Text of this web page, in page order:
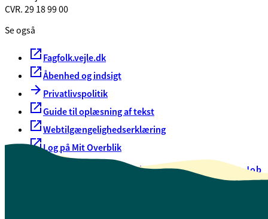
CVR. 29 18 99 00
Se også
Fagfolk.vejle.dk
Åbenhed og indsigt
Privatlivspolitik
Guide til oplæsning af tekst
Webtilgængelighedserklæring
Log på Mit Overblik
Oversigt over selvbetjeningJob